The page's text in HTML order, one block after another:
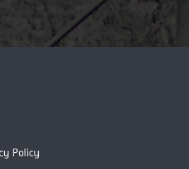
Policy